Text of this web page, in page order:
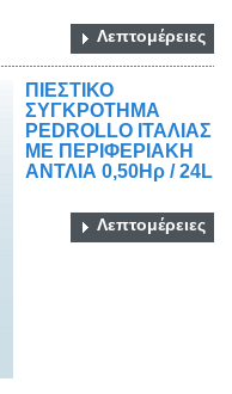
Λεπτομέρειες
ΠΙΕΣΤΙΚΟ
ΣΥΓΚΡΟΤΗΜΑ
PEDROLLO ΙΤΑΛΙΑΣ
ΜΕ ΠΕΡΙΦΕΡΙΑΚΗ
ΑΝΤΛΙΑ 0,50Ηρ / 24L
Λεπτομέρειες